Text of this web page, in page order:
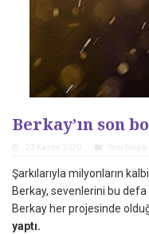
Berkay’ın son
Şarkılarıyla milyonların
Berkay, sevenlerini bu defa
Berkay her projesinde
yaptı.